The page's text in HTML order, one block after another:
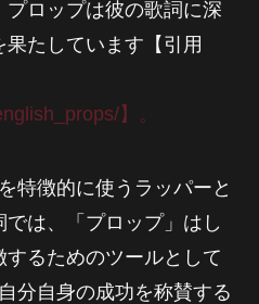
プロップは彼の歌詞に深
たしています【引用
】。
特徴的に使うラッパーと
は、「プロップ」はし
るためのツールとして
分自身の成功を称賛する